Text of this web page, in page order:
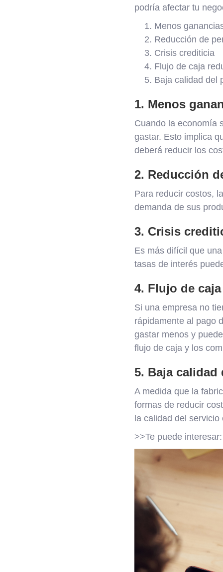
podría afectar tu
Menos
Reducción de
Crisis crediticia
Flujo de caja
Baja calidad del
1. Menos
Cuando la economía
gastar. Esto implica
deberá reducir los
2. Reducción
Para reducir costos,
demanda de sus
3. Crisis
Es más difícil que
tasas de interés
4. Flujo de
Si una empresa no
rápidamente al pago
gastar menos y
flujo de caja y los
5. Baja
A medida que la
formas de reducir
la calidad del
>>Te puede